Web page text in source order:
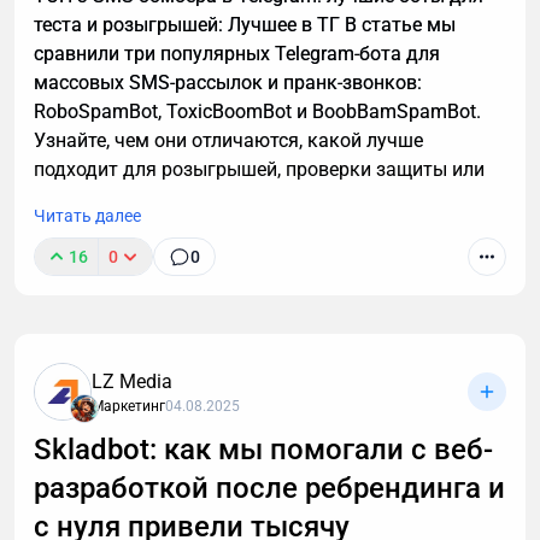
теста и розыгрышей: Лучшее в ТГ В статье мы
сравнили три популярных Telegram-бота для
массовых SMS-рассылок и пранк-звонков:
RoboSpamBot, ToxicBoomBot и BoobBamSpamBot.
Узнайте, чем они отличаются, какой лучше
подходит для розыгрышей, проверки защиты или
использования инструментов.
Читать далее
16 0 0
LZ Media
Маркетинг04.08.2025
Skladbot: как мы помогали с веб-
разработкой после ребрендинга и
с нуля привели тысячу